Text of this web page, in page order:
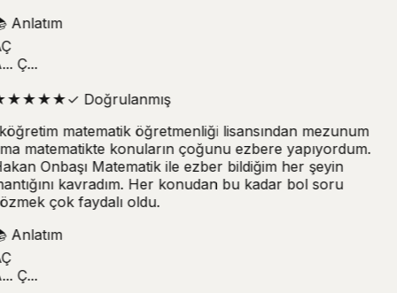
Anlatım
Ç...
★★★★✓Doğrulanmış
matematik öğretmenliği lisansından mezunum
matematikte konuların çoğunu ezbere yapıyordum.
Onbaşı Matematik ile ezber bildiğim her şeyin
kavradım. Her konudan bu kadar bol soru
çok faydalı oldu.
Anlatım
Ç...